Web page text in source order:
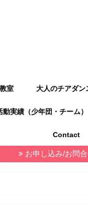
室 大人のチアダン
動実績（少年団・チーム）
Contact
お申し込み/お問